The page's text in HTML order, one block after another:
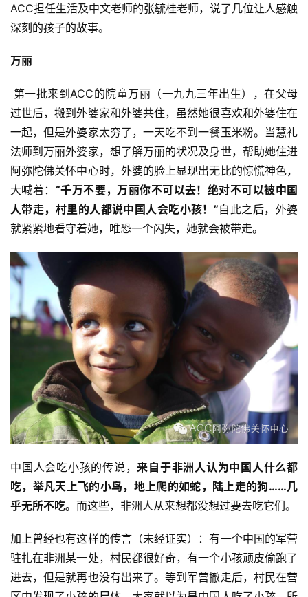
资
僧
音
高
僧
访
心
乐
菩
ACC担任生活及中文老师的张毓桂老师，说了几位让人感触
深刻的孩子的故事。
万丽
第一批来到ACC的院童万丽（一九九三年出生），在父母
过世后，搬到外婆家和外婆共住，虽然她很喜欢和外婆住在
一起，但是外婆家太穷了，一天吃不到一餐玉米粉。当慧礼
法师到万丽外婆家，想了解万丽的状况及身世，帮助她住进
阿弥陀佛关怀中心时，外婆的脸上显现出无比的惊慌神色，
大喊着： “千万不要，万丽你不可以去！绝对不可以被中国
人带走，村里的人都说中国人会吃小孩！”自此之后，外婆
就紧紧地看守着她，唯恐一个闪失，她就会被带走。
中国人会吃小孩的传说，来自于非洲人认为中国人什么都
吃，举凡天上飞的小鸟，地上爬的如蛇，陆上走的狗……几
乎无所不吃。 而这些，非洲人从来想都没想过要去吃它们。
加上曾经也有这样的传言（未经证实）：有一个中国的军营
驻扎在非洲某一处，村民都很好奇，有一个小孩顽皮偷跑了
进去，但是就再也没有出来了。等到军营撤走后，村民在营